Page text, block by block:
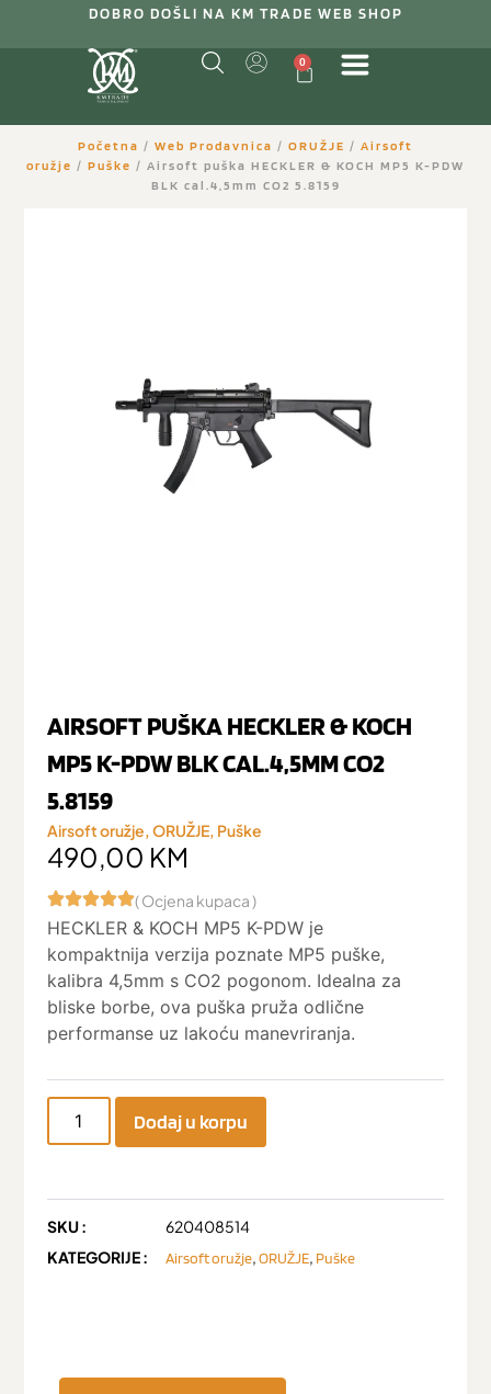
DOBRO DOŠLI NA KM TRADE WEB SHOP
0
Početna / Web Prodavnica / ORUŽJE / Airsoft
oružje / Puške / Airsoft puška HECKLER & KOCH MP5 K-PDW
BLK cal.4,5mm CO2 5.8159
AIRSOFT PUŠKA HECKLER & KOCH
MP5 K-PDW BLK CAL.4,5MM CO2
5.8159
Airsoft oružje,ORUŽJE, Puške
490,00 KM
( Ocjena kupaca )
HECKLER & KOCH MP5 K-PDW je
kompaktnija verzija poznate MP5 puške,
kalibra 4,5mm s CO2 pogonom. Idealna za
bliske borbe, ova puška pruža odlične
performanse uz lakoću manevriranja.
Dodaj u korpu
SKU :
620408514
KATEGORIJE :
Airsoft oružje,ORUŽJE, Puške